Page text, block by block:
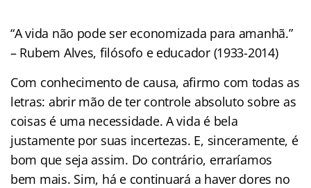
“A vida não pode ser economizada para amanhã.”
– Rubem Alves, filósofo e educador (1933-2014)
Com conhecimento de causa, afirmo com todas as
letras: abrir mão de ter controle absoluto sobre as
coisas é uma necessidade. A vida é bela
justamente por suas incertezas. E, sinceramente, é
bom que seja assim. Do contrário, erraríamos
bem mais. Sim, há e continuará a haver dores no